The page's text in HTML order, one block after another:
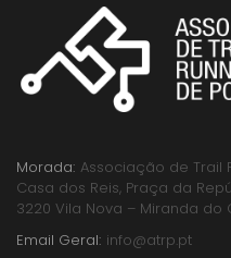
Morada: Associação de Trail
Casa dos Reis, Praça da
3220 Vila Nova – Miranda do
Email Geral: info@atrp.pt